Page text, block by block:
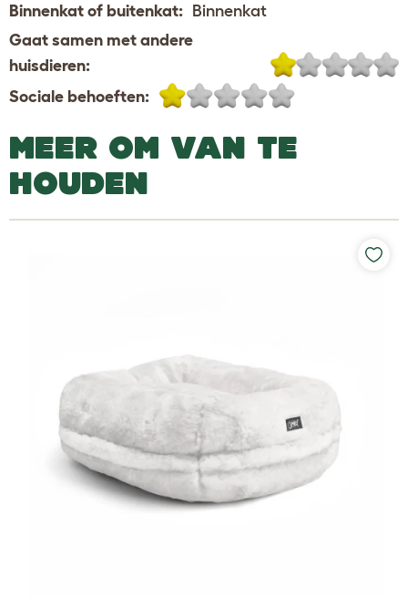
Binnenkat of buitenkat: Binnenkat
Gaat samen met andere
huisdieren:
Sociale behoeften:
MEER OM VAN TE
HOUDEN